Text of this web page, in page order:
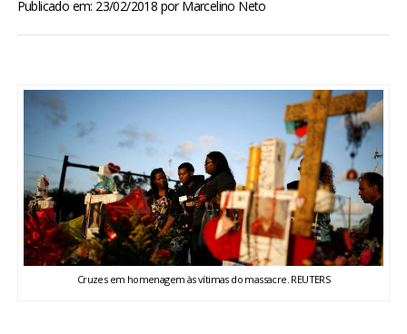
ESPORTES
ENTRETENIMENTO
ENQUETE
TV LPB
Publicado em: 23/02/2018 porMarcelino Neto
Cruzes em homenagem às vítimas do massacre. REUTERS